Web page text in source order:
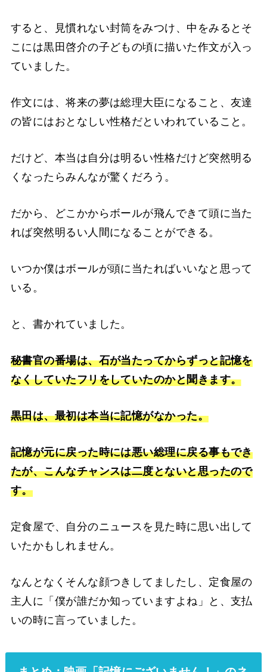
すると、見慣れない封筒をみつけ、中をみるとそ
こには黒田啓介の子どもの頃に描いた作文が入っ
ていました。
作文には、将来の夢は総理大臣になること、友達
の皆にはおとなしい性格だといわれていること。
だけど、本当は自分は明るい性格だけど突然明る
くなったらみんなが驚くだろう。
だから、どこかからボールが飛んできて頭に当た
れば突然明るい人間になることができる。
いつか僕はボールが頭に当たればいいなと思って
いる。
と、書かれていました。
秘書官の番場は、石が当たってからずっと記憶を
なくしていたフリをしていたのかと聞きます。
黒田は、最初は本当に記憶がなかった。
記憶が元に戻った時には悪い総理に戻る事もでき
たが、こんなチャンスは二度とないと思ったので
す。
定食屋で、自分のニュースを見た時に思い出して
いたかもしれません。
なんとなくそんな顔つきしてましたし、定食屋の
主人に「僕が誰だか知っていますよね」と、支払
いの時に言っていました。